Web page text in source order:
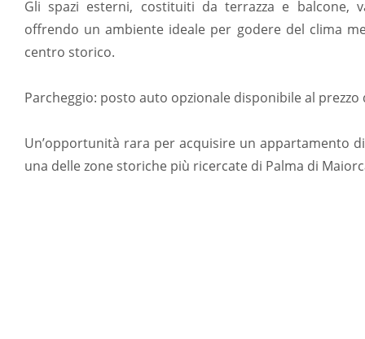
Gli spazi esterni, costituiti da terrazza e balcone,
offrendo un ambiente ideale per godere del clima
centro storico.
Parcheggio: posto auto opzionale disponibile al prezzo
Un’opportunità rara per acquisire un appartamento
una delle zone storiche più ricercate di Palma di